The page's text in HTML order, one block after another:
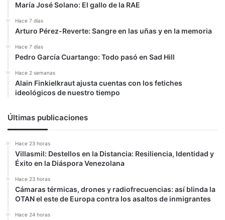
María José Solano: El gallo de la RAE
Hace 7 días
Arturo Pérez-Reverte: Sangre en las uñas y en la memoria
Hace 7 días
Pedro García Cuartango: Todo pasó en Sad Hill
Hace 2 semanas
Alain Finkielkraut ajusta cuentas con los fetiches
ideológicos de nuestro tiempo
Últimas publicaciones
Hace 23 horas
Villasmil: Destellos en la Distancia: Resiliencia, Identidad y
Éxito en la Diáspora Venezolana
Hace 23 horas
Cámaras térmicas, drones y radiofrecuencias: así blinda la
OTAN el este de Europa contra los asaltos de inmigrantes
Hace 24 horas